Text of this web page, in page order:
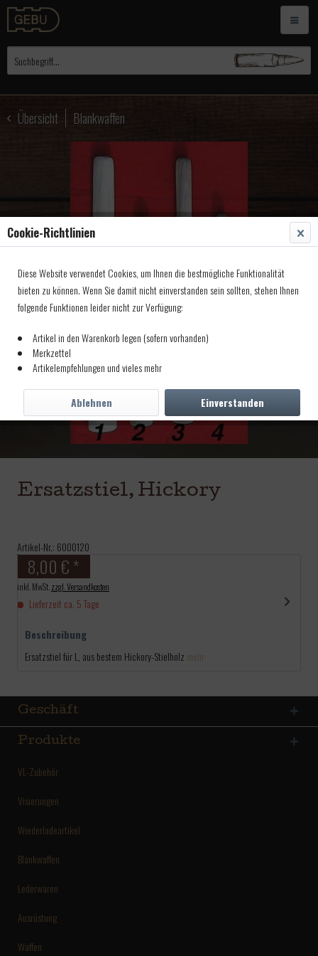
Übersicht Blankwaffen
Ersatzstiel, Hickory
Artikel-Nr.: 6000120
8,00 € *
inkl. MwSt. zzgl. Versandkosten
Lieferzeit ca. 5 Tage
Beschreibung
Ersatzstiel für L, aus bestem Hickory-Stielholz mehr
Geschäft
Produkte
VL-Zubehör
Visierungen
Wiederladeartikel
Blankwaffen
Lederwaren
Ausrüstung
Waffen
Cookie-Richtlinien
Diese Website verwendet Cookies, um Ihnen die bestmögliche Funktionalität
bieten zu können. Wenn Sie damit nicht einverstanden sein sollten, stehen Ihnen
folgende Funktionen leider nicht zur Verfügung:
Artikel in den Warenkorb legen (sofern vorhanden)
Merkzettel
Artikelempfehlungen und vieles mehr
Einverstanden
Ablehnen